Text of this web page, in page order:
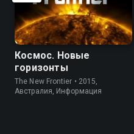
Космос. Новые
горизонты
The New Frontier • 2015,
Австралия, Информация